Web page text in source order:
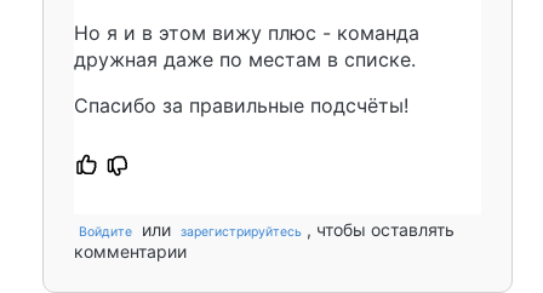
Но я и в этом вижу плюс - команда
дружная даже по местам в списке.
Спасибо за правильные подсчёты!
Войдите или зарегистрируйтесь , чтобы оставлять
комментарии